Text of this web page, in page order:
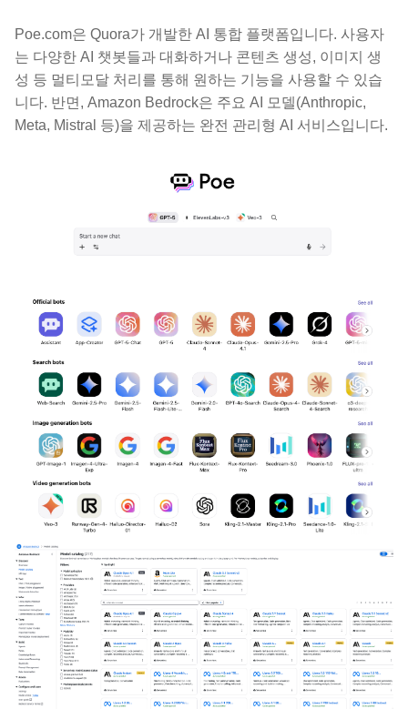
Poe.com은 Quora가 개발한 AI 통합 플랫폼입니다. 사용자
는 다양한 AI 챗봇들과 대화하거나 콘텐츠 생성, 이미지 생
성 등 멀티모달 처리를 통해 원하는 기능을 사용할 수 있습
니다. 반면, Amazon Bedrock은 주요 AI 모델(Anthropic,
Meta, Mistral 등)을 제공하는 완전 관리형 AI 서비스입니다.